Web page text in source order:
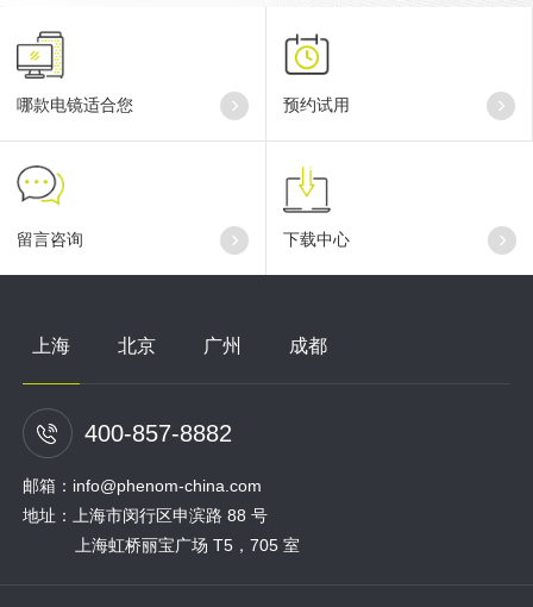
哪款电镜适合您 预约试用
留言咨询 下载中心
上海 北京 广州 成都
400-857-8882
邮箱：info@phenom-china.com
地址：上海市闵行区申滨路 88 号
上海虹桥丽宝广场 T5，705 室